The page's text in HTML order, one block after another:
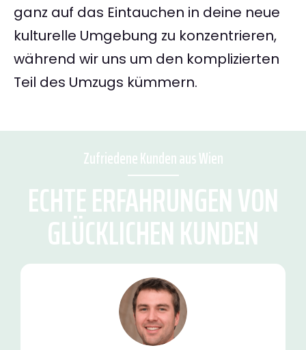
ganz auf das Eintauchen in deine neue
kulturelle Umgebung zu konzentrieren,
während wir uns um den komplizierten
Teil des Umzugs kümmern.
Zufriedene Kunden aus Wien
ECHTE ERFAHRUNGEN VON
GLÜCKLICHEN KUNDEN